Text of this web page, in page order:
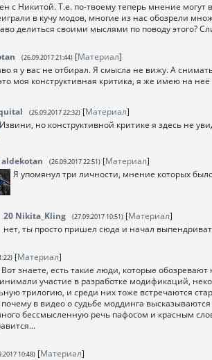
с Никитой. Т.е. по-твоему теперь мнение
в кучу модов, многие из нас обозрели
делиться своими мыслями по поводу этого?
(26.09.2017 21:44) [Материал]
я у вас не отбирал. Я смысла не вижу. А
моя конструктивная критика, я же имею на неё
(26.09.2017 22:32) [Материал]
Извини, но конструктивной критике я здесь не
aldekotan (26.09.2017 22:51) [Материал]
Я упомянул три личности, мнение которых
20 Nikita_Kling (27.09.2017 10:51) [Материал]
нет, ты просто пришел сюда и начал
[Материал]
знаете, есть такие люди, которые
участие в разработке модификаций,
трилогию, и среди них тоже встречаются
в видео о судьбе моддинга
бессмысленную речь пафосом и красным
10:48) [Материал]